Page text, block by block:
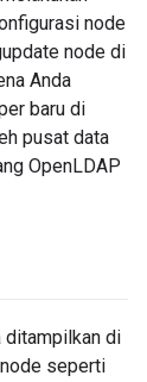
node
node di
Anda
baru di
pusat data
OpenLDAP
ditampilkan di
seperti